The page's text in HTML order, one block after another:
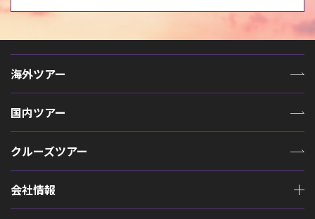
海外ツアー
国内ツアー
クルーズツアー
会社情報